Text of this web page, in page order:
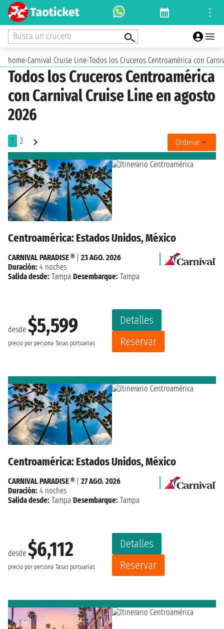
Busca un crucero
home›Carnival Cruise Line›Todos los Cruceros Centroamérica con
Todos los Cruceros Centroamérica
con Carnival Cruise Line en agosto
2026
1 2 Ordenar
Centroamérica: Estados Unidos, México
desde $5,599
precio por persona Tasas portuarias
Detalles
Reservar
CARNIVAL PARADISE ®
23 AGO. 2026
Duración: 4 noches
Salida desde: Tampa Desembarque: Tampa
Centroamérica: Estados Unidos, México
desde $6,112
precio por persona Tasas portuarias
Detalles
Reservar
CARNIVAL PARADISE ®
27 AGO. 2026
Duración: 4 noches
Salida desde: Tampa Desembarque: Tampa